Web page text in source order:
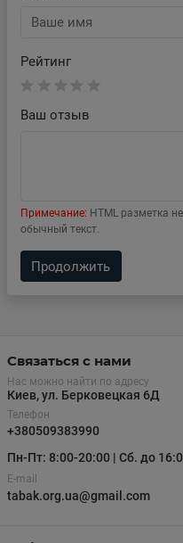
Рейтинг
Ваш отзыв
Примечание: HTML разметка
обычный текст.
Продолжить
Связаться с нами
Нас можно найти по адресу
Киев, ул. Берковецкая 6Д
Телефон
+380509383990
Пн-Пт: 8:00-20:00 | Сб. до
E-mail
tabak.org.ua@gmail.com